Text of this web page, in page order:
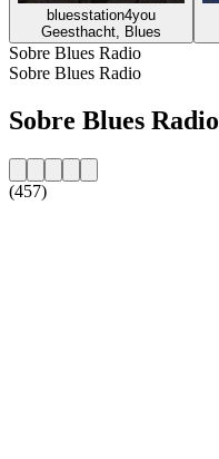
bluesstation4you
Geesthacht, Blues
Sobre Blues Radio
Sobre Blues Radio
Sobre Blues Radio
(457)